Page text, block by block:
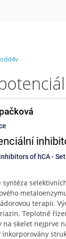
of hCA - Set
syntéza
terapii.
Teplotně
skelet nejprve
inkorporovány